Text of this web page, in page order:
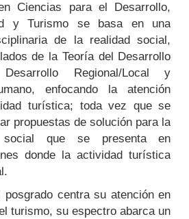
Ciencias para el Desarrollo,
y Turismo se basa en una
de la realidad social,
de la Teoría del Desarrollo
Desarrollo Regional/Local y
enfocando la atención
turística; toda vez que se
propuestas de solución para la
social que se presenta en
donde la actividad turística
posgrado centra su atención en
turismo, su espectro abarca un